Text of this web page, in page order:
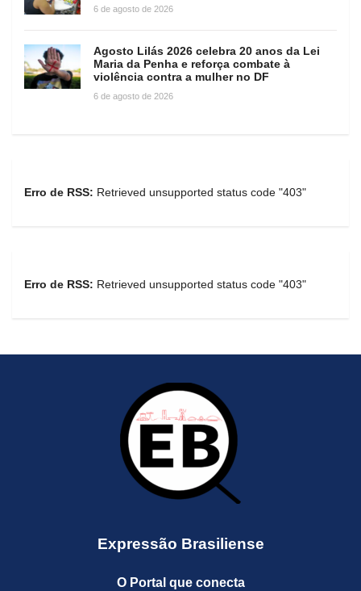
6 de agosto de 2026
Agosto Lilás 2026 celebra 20 anos da Lei
Maria da Penha e reforça combate à
violência contra a mulher no DF
6 de agosto de 2026
Erro de RSS: Retrieved unsupported status code "403"
Erro de RSS: Retrieved unsupported status code "403"
Expressão Brasiliense
O Portal que conecta